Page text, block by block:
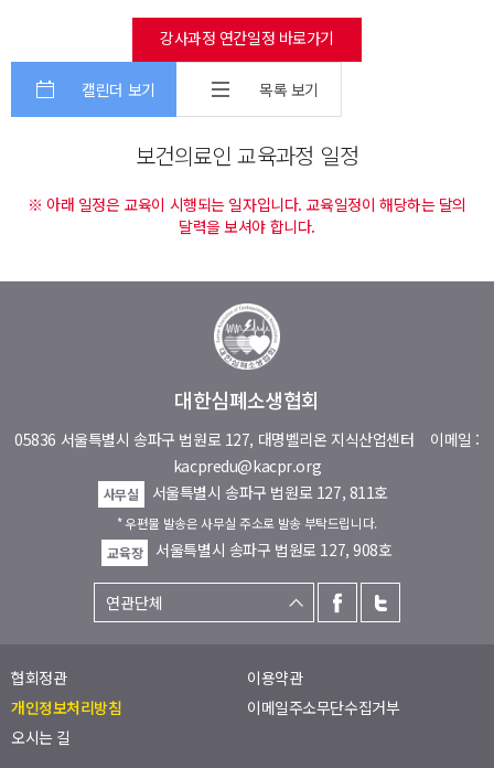
강사과정 연간일정 바로가기
캘린더 보기 목록 보기
보건의료인 교육과정 일정
※ 아래 일정은 교육이 시행되는 일자입니다. 교육일정이 해당하는 달의
달력을 보셔야 합니다.
대한심폐소생협회
05836 서울특별시 송파구 법원로 127, 대명벨리온 지식산업센터 이메일 :
kacpredu@kacpr.org
사무실 서울특별시 송파구 법원로 127, 811호
* 우편물 발송은 사무실 주소로 발송 부탁드립니다.
교육장
서울특별시 송파구 법원로 127, 908호
협회정관
이용약관
개인정보처리방침
이메일주소무단수집거부
오시는 길